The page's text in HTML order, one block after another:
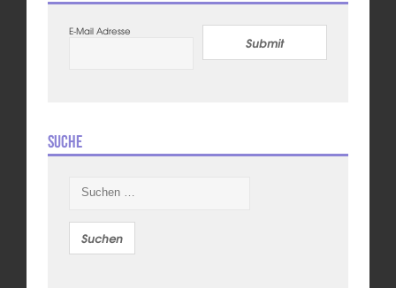
E-Mail Adresse
Submit
Suche
nach: